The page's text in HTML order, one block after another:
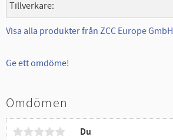
Tillverkare
Visa alla produkter från ZCC Europe GmbH
Ge ett omdöme!
Omdömen
Du